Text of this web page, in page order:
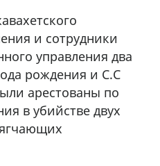
и сотрудники
управления два
рождения и С.С
арестованы по
в убийстве двух